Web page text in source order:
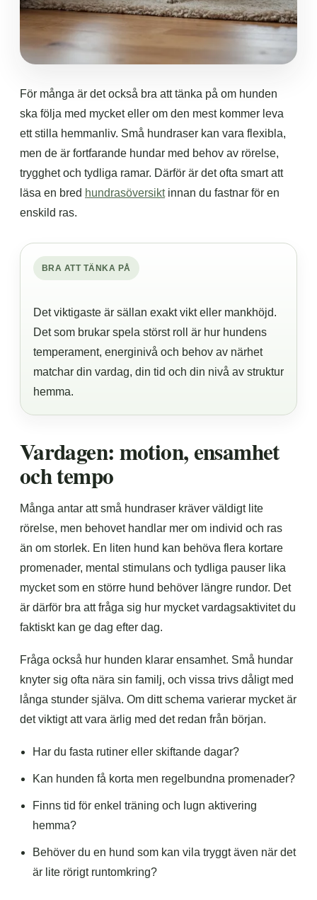
För många är det också bra att tänka på om hunden
ska följa med mycket eller om den mest kommer leva
ett stilla hemmanliv. Små hundraser kan vara flexibla,
men de är fortfarande hundar med behov av rörelse,
trygghet och tydliga ramar. Därför är det ofta smart att
läsa en bred hundrasöversiktinnan du fastnar för en
enskild ras.
BRA ATT TÄNKA PÅ
Det viktigaste är sällan exakt vikt eller mankhöjd.
Det som brukar spela störst roll är hur hundens
temperament, energinivå och behov av närhet
matchar din vardag, din tid och din nivå av struktur
hemma.
Vardagen: motion, ensamhet
och tempo
Många antar att små hundraser kräver väldigt lite
rörelse, men behovet handlar mer om individ och ras
än om storlek. En liten hund kan behöva flera kortare
promenader, mental stimulans och tydliga pauser lika
mycket som en större hund behöver längre rundor. Det
är därför bra att fråga sig hur mycket vardagsaktivitet du
faktiskt kan ge dag efter dag.
Fråga också hur hunden klarar ensamhet. Små hundar
knyter sig ofta nära sin familj, och vissa trivs dåligt med
långa stunder själva. Om ditt schema varierar mycket är
det viktigt att vara ärlig med det redan från början.
Har du fasta rutiner eller skiftande dagar?
Kan hunden få korta men regelbundna promenader?
Finns tid för enkel träning och lugn aktivering
hemma?
Behöver du en hund som kan vila tryggt även när det
är lite rörigt runtomkring?